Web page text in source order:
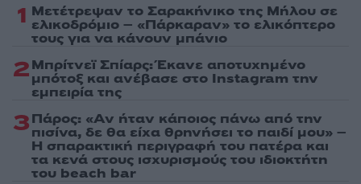
1 Μετέτρεψαν το Σαρακήνικο της Μήλου σε
ελικοδρόμιο – «Πάρκαραν» το ελικόπτερο
τους για να κάνουν μπάνιο
2Μπρίτνεϊ Σπίαρς: Έκανε αποτυχημένο
μπότοξ και ανέβασε στο Instagram την
εμπειρία της
3Πάρος: «Αν ήταν κάποιος πάνω από την
πισίνα, δε θα είχα θρηνήσει το παιδί μου» –
Η σπαρακτική περιγραφή του πατέρα και
τα κενά στους ισχυρισμούς του ιδιοκτήτη
του beach bar